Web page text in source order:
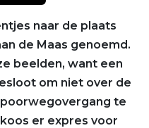
naar de plaats
de Maas genoemd.
beelden, want een
om niet over de
te
er expres voor